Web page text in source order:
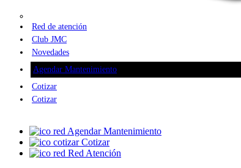
Red de atención
Club JMC
Novedades
Agendar Mantenimiento
Cotizar
Cotizar
Agendar Mantenimiento
Cotizar
Red Atención